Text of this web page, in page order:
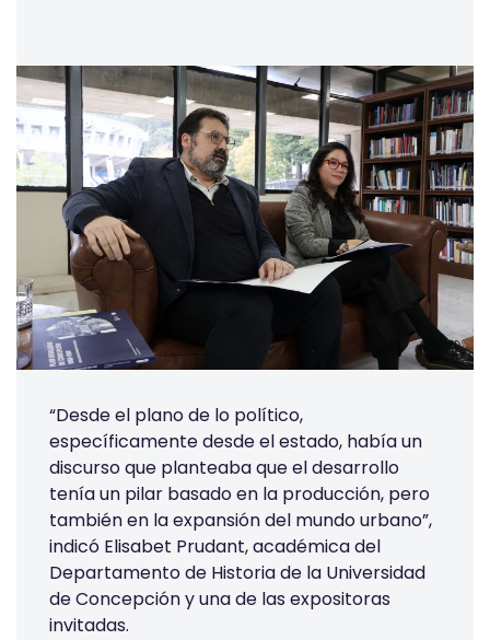
“Desde el plano de lo político,
específicamente desde el estado, había un
discurso que planteaba que el desarrollo
tenía un pilar basado en la producción, pero
también en la expansión del mundo urbano”,
indicó Elisabet Prudant, académica del
Departamento de Historia de la Universidad
de Concepción y una de las expositoras
invitadas.